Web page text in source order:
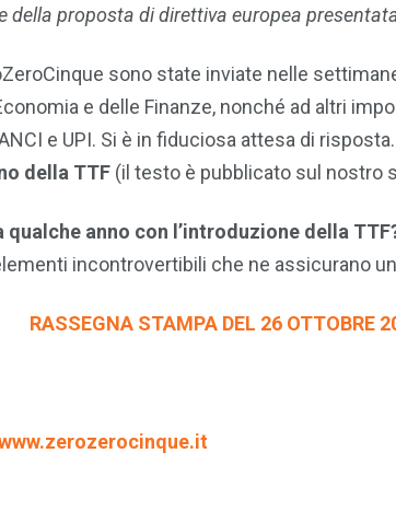
della proposta di direttiva europea
sono state inviate nelle
e delle Finanze, nonché ad altri
e UPI. Si è in fiduciosa attesa di
della TTF (il testo è pubblicato sul nostro
qualche anno con l’introduzione della
incontrovertibili che ne assicurano
RASSEGNA STAMPA DEL 26 OTTOBRE